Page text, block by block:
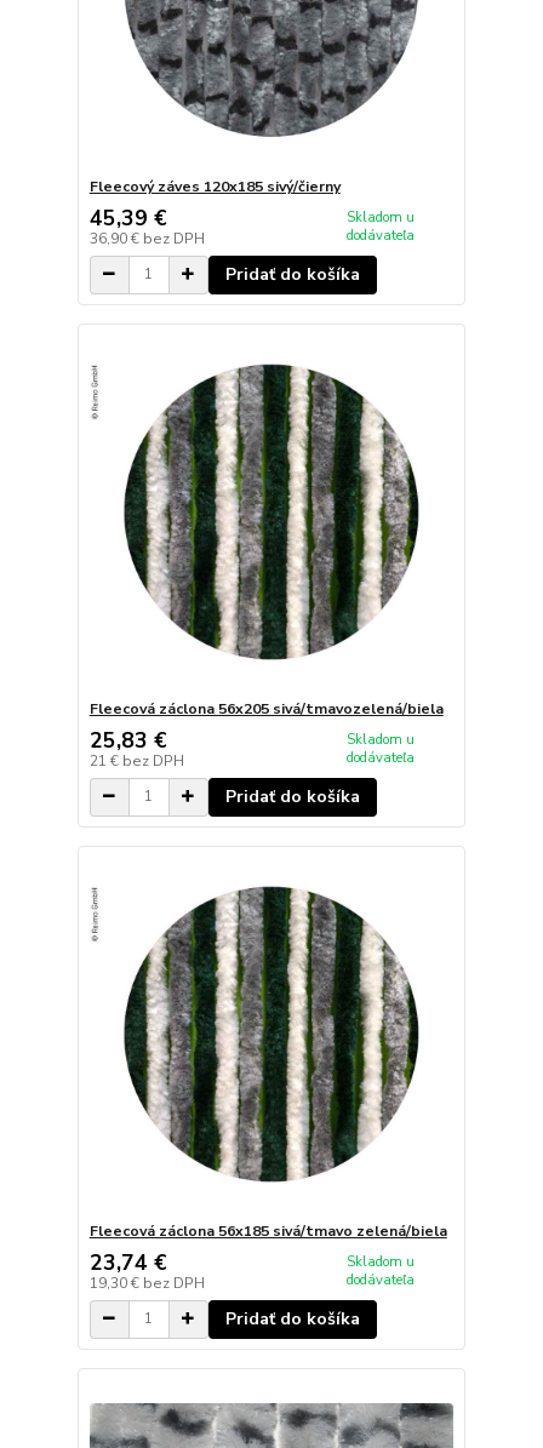
Fleecový záves 120x185 sivý/čierny
45,39 €
36,90 € bez DPH
Skladom u
dodávateľa
Pridať do košíka
Fleecová záclona 56x205 sivá/tmavozelená/biela
25,83 €
21 € bez DPH
Skladom u
dodávateľa
Pridať do košíka
Fleecová záclona 56x185 sivá/tmavo zelená/biela
23,74 €
19,30 € bez DPH
Skladom u
dodávateľa
Pridať do košíka